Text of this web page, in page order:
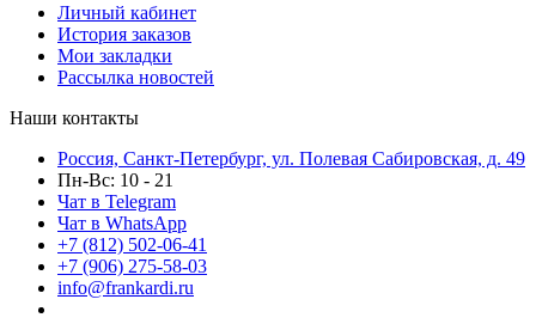
Личный кабинет
История заказов
Мои закладки
Рассылка новостей
Наши контакты
Россия, Санкт-Петербург, ул. Полевая Сабировская, д. 49
Пн-Вс: 10 - 21
Чат в Telegram
Чат в WhatsApp
+7 (812) 502-06-41
+7 (906) 275-58-03
info@frankardi.ru